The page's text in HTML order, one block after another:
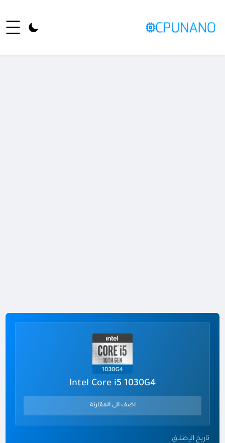
Intel Core i5 1030G4
اضف الى المقارنة
تاريخ الإطلاق